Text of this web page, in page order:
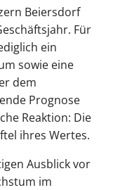
Beiersdorf
Für
ein
sowie eine
dem
Prognose
Reaktion: Die
ihres Wertes.
Ausblick vor
im